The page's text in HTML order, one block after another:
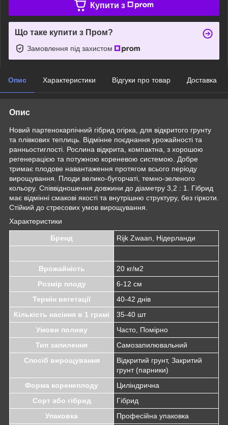
Купити з
Що таке купити з Пром?
Замовлення під захистом
Опис Характеристики Відгуки про товар Доставка
Опис
Новий партенокарпічний гібрид огірка, для відкритого грунту
та плівкових теплиць. Відмінне поєднання урожайності та
ранньостиглості. Рослина відкрита, компактна, з хорошою
регенерацією та потужною кореневою системою. Добре
тримає плодове навантаження протягом всього періоду
вирощування. Плоди велико-бугорчаті, темно-зеленого
кольору. Співвідношення довжини до діаметру 3,2 : 1. Гібрид
має відмінні смакові якості та внутрішню структуру, без гіркоти.
Стійкий до стресових умов вирощування.
Характеристики
Бренд Rijk Zwaan, Нідерланди
Врожайність
20 кг/м2
Розмір плоду
6-12 см
Термін вегетації
40-42 днів
Кількість насіння в 1 грамі
35-40 шт
Умови поливу
Часто, Помірно
Тип запилення
Самозапилювальний
Спосіб вирощування
Відкритий грунт, Закритий
грунт (парники)
Форма коренеплоду
Циліндрична
Сорт або гібрид
Гібрид
Упаковка
Професійна упаковка